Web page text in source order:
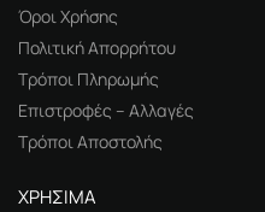
Όροι Χρήσης
Πολιτική Απορρήτου
Τρόποι Πληρωμής
Επιστροφές – Αλλαγές
Τρόποι Αποστολής
ΧΡΗΣΙΜΑ